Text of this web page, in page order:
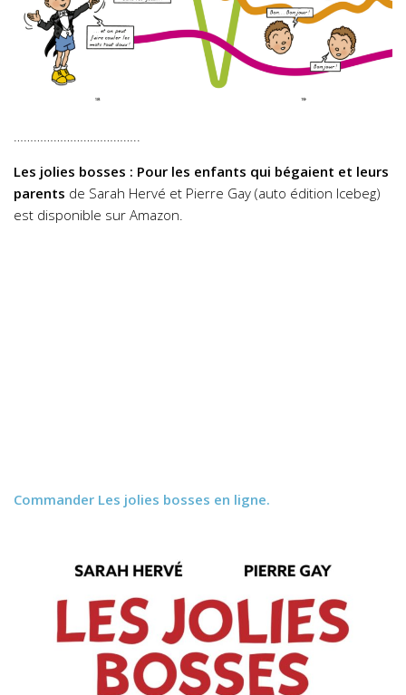
………………………………..
Les jolies bosses : Pour les enfants qui bégaient et leurs
parents de Sarah Hervé et Pierre Gay (auto édition Icebeg)
est disponible sur Amazon.
Commander Les jolies bosses en ligne.